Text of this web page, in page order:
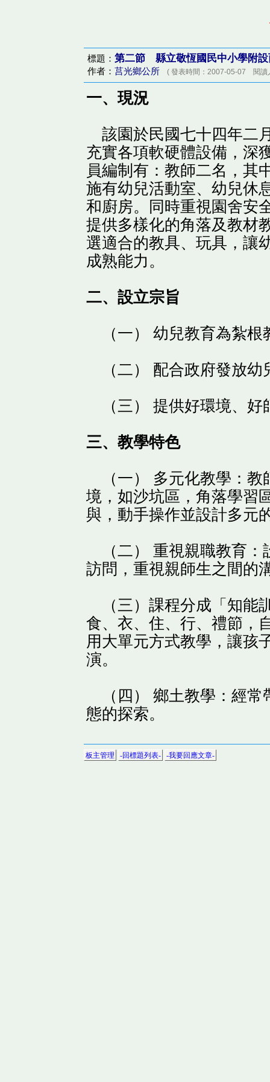
標題： 第二節 縣立敬恆國民中小學附設
作者： 莒光鄉公所 ( 發表時間：2007-05-07 閱讀
一、現況
該園於民國七十四年二
充實各項軟硬體設備，深
員編制有：教師二名，其
施有幼兒活動室、幼兒休
和廚房。同時重視園舍安
提供多樣化的角落及教材
選適合的教具、玩具，讓
成熟能力。
二、設立宗旨
（一） 幼兒教育為紮根
（二） 配合政府發放幼
（三） 提供好環境、好
三、教學特色
（一） 多元化教學：教
境，如沙坑區，角落學習
與，動手操作並設計多元
（二） 重視親職教育：
訪問，重視親師生之間的
（三）課程分成「知能
食、衣、住、行、禮節，
用大單元方式教學，讓孩
演。
（四） 鄉土教學：經常
態的探索。
板主管理 -回標題列表- -我要回應文章-